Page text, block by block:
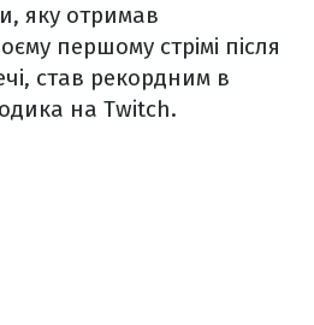
яку отримав
першому стрімі після
став рекордним в
на Twitch.